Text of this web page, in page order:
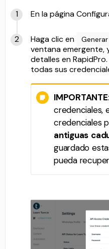
En la página
Haga clic en
ventana emergente,
detalles en
todas sus
IMPORTANTE
credenciales,
credenciales
antiguas
guardado
pueda